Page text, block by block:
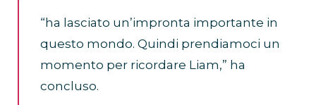
“ha lasciato un’impronta importante in
questo mondo. Quindi prendiamoci un
momento per ricordare Liam,” ha
concluso.